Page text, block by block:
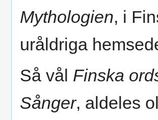
Mythologien, i
uråldriga
Så vål Finska
Sånger, aldeles